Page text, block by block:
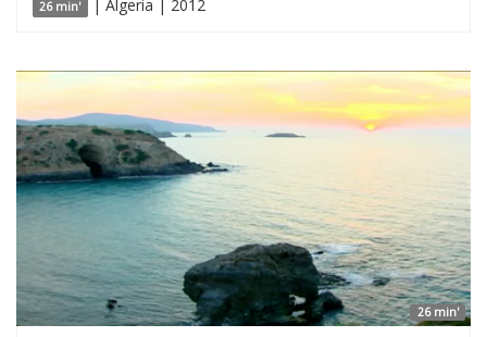
26 min' | Algeria | 2012
26 min'